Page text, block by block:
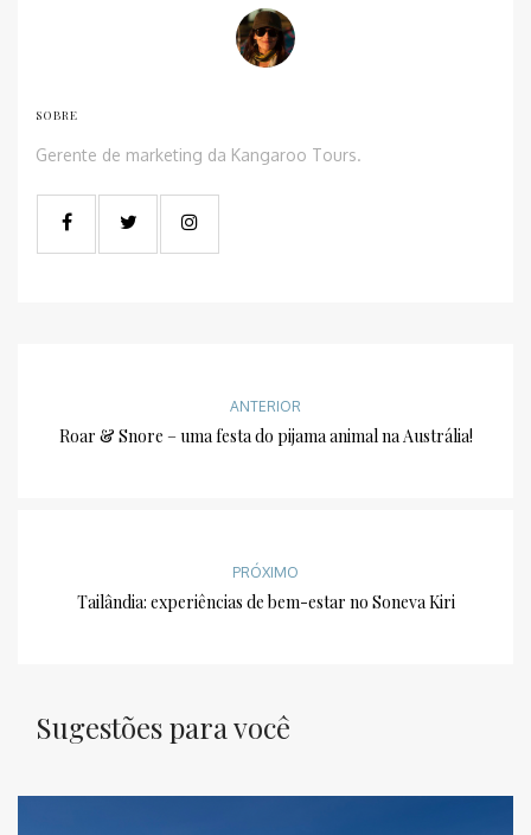
SOBRE
Gerente de marketing da Kangaroo Tours.
ANTERIOR
Roar & Snore – uma festa do pijama animal na Austrália!
PRÓXIMO
Tailândia: experiências de bem-estar no Soneva Kiri
Sugestões para você